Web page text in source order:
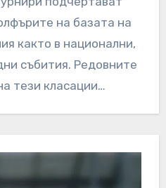
на базата на
както в национални,
събития. Редовните
тези класации…